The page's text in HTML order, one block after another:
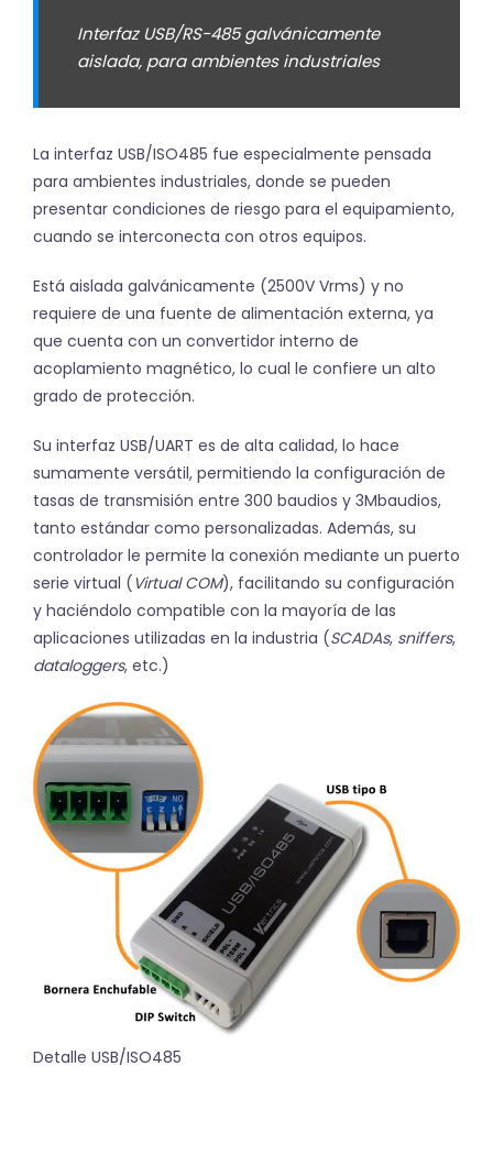
Interfaz USB/RS-485 galvánicamente
aislada, para ambientes industriales
La interfaz USB/ISO485 fue especialmente pensada
para ambientes industriales, donde se pueden
presentar condiciones de riesgo para el equipamiento,
cuando se interconecta con otros equipos.
Está aislada galvánicamente (2500V Vrms) y no
requiere de una fuente de alimentación externa, ya
que cuenta con un convertidor interno de
acoplamiento magnético, lo cual le confiere un alto
grado de protección.
Su interfaz USB/UART es de alta calidad, lo hace
sumamente versátil, permitiendo la configuración de
tasas de transmisión entre 300 baudios y 3Mbaudios,
tanto estándar como personalizadas. Además, su
controlador le permite la conexión mediante un puerto
serie virtual (Virtual COM), facilitando su configuración
y haciéndolo compatible con la mayoría de las
aplicaciones utilizadas en la industria (SCADAs, sniffers,
dataloggers, etc.)
Detalle USB/ISO485